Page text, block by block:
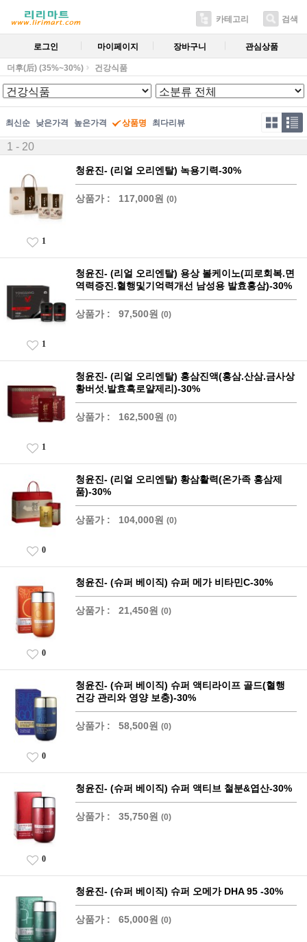
카테고리 검색
로그인 마이페이지 장바구니 관심상품
더후(后) (35%~30%) 건강식품
최신순 낮은가격 높은가격 상품명 최다리뷰
1 - 20
청윤진- (리얼 오리엔탈) 녹용기력-30%
상품가 : 117,000원 (0)
1
청윤진- (리얼 오리엔탈) 용상 볼케이노(피로회복.면
역력증진.혈행및기억력개선 남성용 발효홍삼)-30%
상품가 : 97,500원 (0)
1
청윤진- (리얼 오리엔탈) 홍삼진액(홍삼.산삼.금사상
황버섯.발효흑로얄제리)-30%
상품가 : 162,500원 (0)
1
청윤진- (리얼 오리엔탈) 황삼활력(온가족 홍삼제
품)-30%
상품가 : 104,000원 (0)
0
청윤진- (슈퍼 베이직) 슈퍼 메가 비타민C-30%
상품가 : 21,450원 (0)
0
청윤진- (슈퍼 베이직) 슈퍼 액티라이프 골드(혈행
건강 관리와 영양 보충)-30%
상품가 : 58,500원 (0)
0
청윤진- (슈퍼 베이직) 슈퍼 액티브 철분&엽산-30%
상품가 : 35,750원 (0)
0
청윤진- (슈퍼 베이직) 슈퍼 오메가 DHA 95 -30%
상품가 : 65,000원 (0)